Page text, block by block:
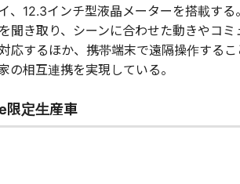
、12.3インチ型液晶メーターを搭載する
聞き取り、シーンに合わせた動きやコミ
応するほか、携帯端末で遠隔操作するこ
の相互連携を実現している。
限定生産車